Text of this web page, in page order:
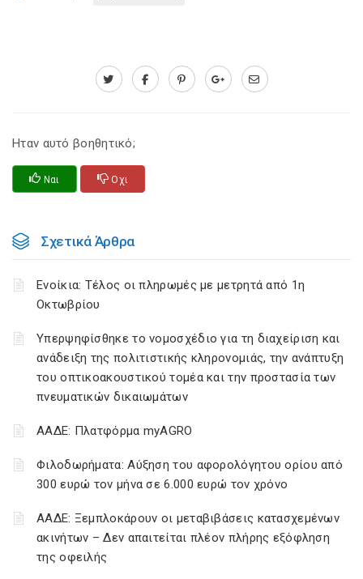
Ηταν αυτό βοηθητικό;
Ναι Οχι
Σχετικά Άρθρα
Ενοίκια: Τέλος οι πληρωμές με μετρητά από 1η
Οκτωβρίου
Υπερψηφίσθηκε το νομοσχέδιο για τη διαχείριση και
ανάδειξη της πολιτιστικής κληρονομιάς, την ανάπτυξη
του οπτικοακουστικού τομέα και την προστασία των
πνευματικών δικαιωμάτων
ΑΑΔΕ: Πλατφόρμα myAGRO
Φιλοδωρήματα: Αύξηση του αφορολόγητου ορίου από
300 ευρώ τον μήνα σε 6.000 ευρώ τον χρόνο
ΑΑΔΕ: Ξεμπλοκάρουν οι μεταβιβάσεις κατασχεμένων
ακινήτων – Δεν απαιτείται πλέον πλήρης εξόφληση
της οφειλής